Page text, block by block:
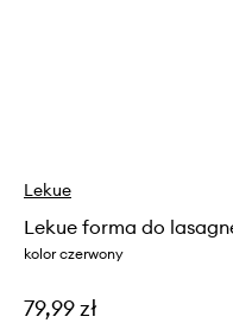
Lekue
Lekue forma do
kolor czerwony
79,99 zł